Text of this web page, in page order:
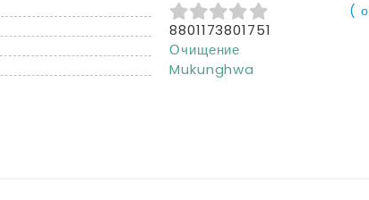
0из 5
(
8801173801751
Очищение
Mukunghwa